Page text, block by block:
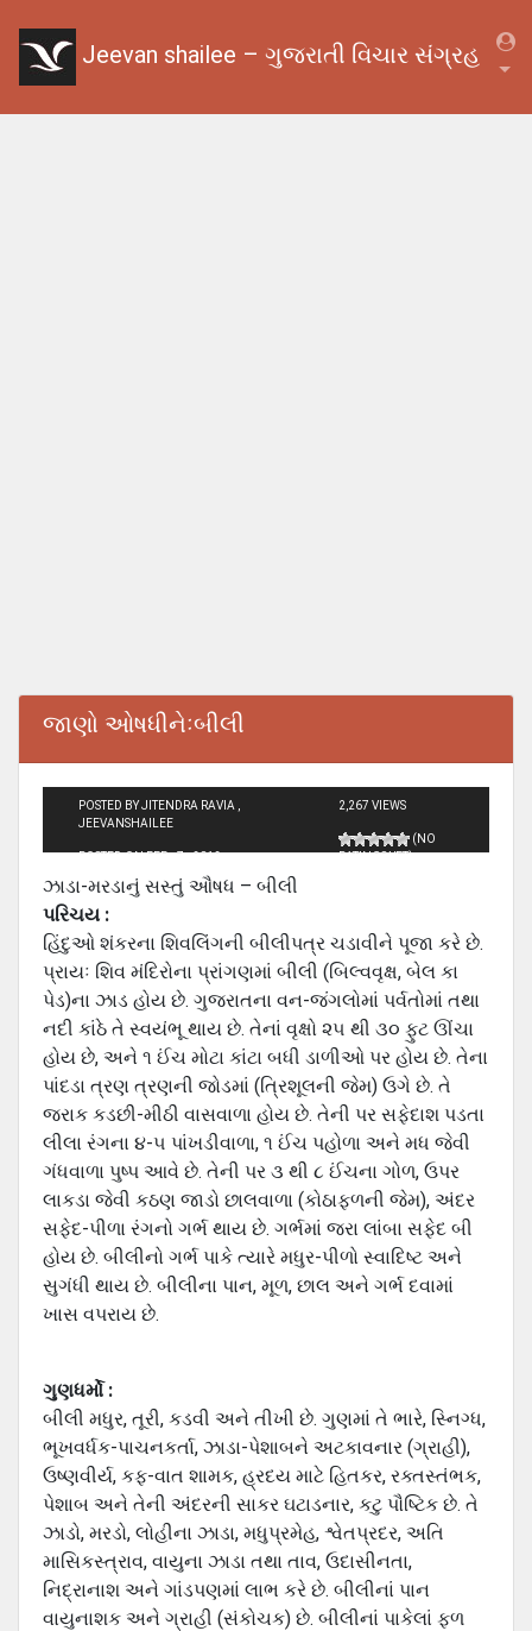
Jeevan shailee – ગુજરાતી વિચાર સંગ્રહ
જાણો ઓષધીનેઃબીલી
POSTED BY JITENDRA RAVIA ,
JEEVANSHAILEE
POSTED ON FEB - 7 - 2012
2,267 VIEWS
(NO
RATINGS YET)
ઝાડા-મરડાનું સસ્તું ઔષધ – બીલી
પરિચય :
હિંદુઓ શંકરના શિવલિંગની બીલીપત્ર ચડાવીને પૂજા કરે છે.
પ્રાયઃ શિવ મંદિરોના પ્રાંગણમાં બીલી (બિલ્વવૃક્ષ, બેલ કા
પેડ)ના ઝાડ હોય છે. ગુજરાતના વન-જંગલોમાં પર્વતોમાં તથા
નદી કાંઠે તે સ્વયંભૂ થાય છે. તેનાં વૃક્ષો ૨૫ થી ૩૦ ફુટ ઊંચા
હોય છે, અને ૧ ઈંચ મોટા કાંટા બધી ડાળીઓ પર હોય છે. તેના
પાંદડા ત્રણ ત્રણની જોડમાં (ત્રિશૂલની જેમ) ઉગે છે. તે
જરાક કડછી-મીઠી વાસવાળા હોય છે. તેની પર સફેદાશ પડતા
લીલા રંગના ૪-૫ પાંખડીવાળા, ૧ ઈંચ પહોળા અને મધ જેવી
ગંધવાળા પુષ્‍પ આવે છે. તેની પર ૩ થી ૮ ઈંચના ગોળ, ઉપર
લાકડા જેવી કઠણ જાડો છાલવાળા (કોઠાફળની જેમ), અંદર
સફેદ-પીળા રંગનો ગર્ભ થાય છે. ગર્ભમાં જરા લાંબા સફેદ બી
હોય છે. બીલીનો ગર્ભ પાકે ત્યારે મધુર-પીળો સ્વાદિષ્‍ટ અને
સુગંધી થાય છે. બીલીના પાન, મૂળ, છાલ અને ગર્ભ દવામાં
ખાસ વપરાય છે.
ગુણધર્મો :
બીલી મધુર, તૂરી, કડવી અને તીખી છે. ગુણમાં તે ભારે, સ્નિગ્ધ,
ભૂખવર્ધક-પાચનકર્તા, ઝાડા-પેશાબને અટકાવનાર (ગ્રાહી),
ઉષ્‍ણવીર્ય, કફ-વાત શામક, હ્રદય માટે હિતકર, રક્તસ્તંભક,
પેશાબ અને તેની અંદરની સાકર ઘટાડનાર, કટુ પૌષ્ટિક છે. તે
ઝાડો, મરડો, લોહીના ઝાડા, મધુપ્રમેહ, શ્વેતપ્રદર, અતિ
માસિકસ્ત્રાવ, વાયુના ઝાડા તથા તાવ, ઉદાસીનતા,
નિદ્રાનાશ અને ગાંડપણમાં લાભ કરે છે. બીલીનાં પાન
વાયુનાશક અને ગ્રાહી (સંકોચક) છે. બીલીનાં પાકેલાં ફળ